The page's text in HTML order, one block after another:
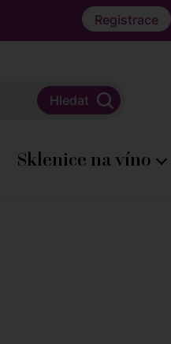
Registrace
Sklenice na víno